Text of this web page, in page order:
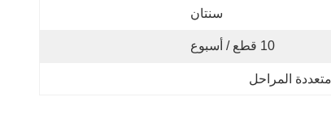
سنتان
10 قطع / أسبوع
المراحل